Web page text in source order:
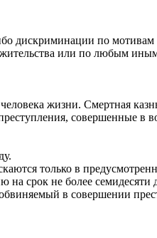
дискриминации по
или по любым иным
жизни. Смертная
совершенные в
только в
срок не более семидесяти
в совершении